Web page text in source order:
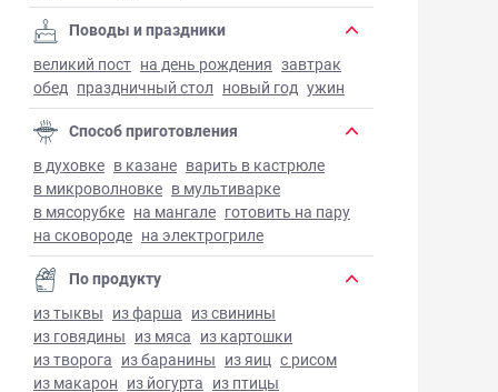
Поводы и праздники
великий пост на день рождения завтрак
обед праздничный стол новый год ужин
Способ приготовления
в духовке в казане варить в кастрюле
в микроволновке в мультиварке
в мясорубке на мангале готовить на пару
на сковороде на электрогриле
По продукту
из тыквы из фарша из свинины
из говядины из мяса из картошки
из творога из баранины из яиц с рисом
из макарон из йогурта из птицы